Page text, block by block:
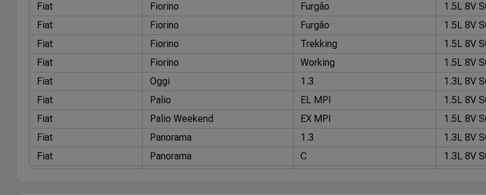
Fiat
Fiorino Furgão 1.5L 8V
Fiat
Fiorino Furgão 1.5L 8V
Fiat
Fiorino Trekking 1.5L 8V
Fiat
Fiorino Working 1.5L 8V
Fiat
Oggi 1.3 1.3L 8V
Fiat
Palio EL MPI 1.5L 8V
Fiat
Palio Weekend EX MPI 1.5L 8V
Fiat
Panorama 1.3 1.3L 8V
Fiat
Panorama C 1.3L 8V